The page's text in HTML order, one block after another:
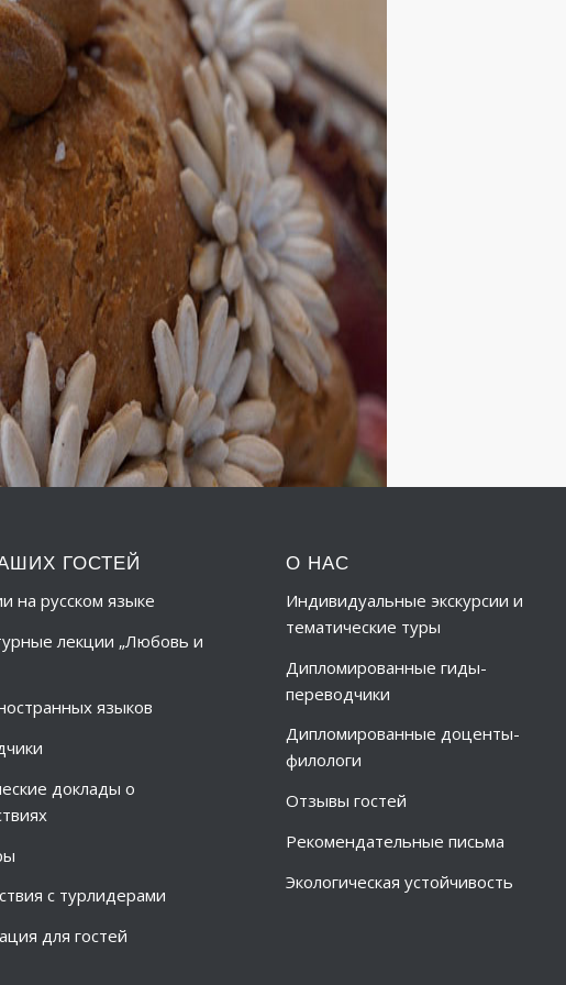
ГОСТЕЙ
на русском языке
лекции „Любовь и
языков
доклады о
с турлидерами
для гостей
О НАС
Индивидуальные экскурсии и
тематические туры
Дипломированные гиды-
переводчики
Дипломированные доценты-
филологи
Отзывы гостей
Рекомендательные письма
Экологическая устойчивость